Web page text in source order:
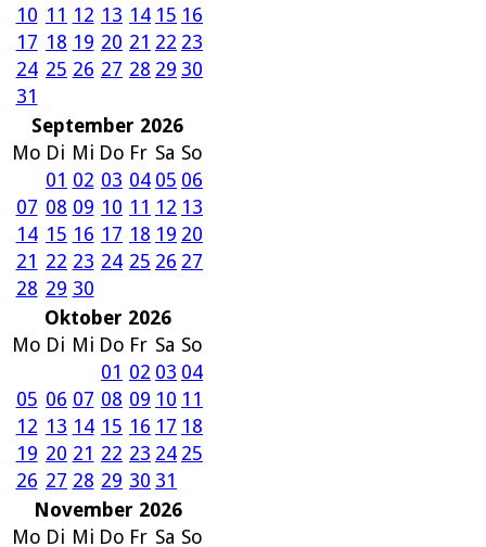
10 11 12 13 14 15 16
17 18 19 20 21 22 23
24 25 26 27 28 29 30
31
September 2026
Mo Di Mi Do Fr Sa So
01 02 03 04 05 06
07 08 09 10 11 12 13
14 15 16 17 18 19 20
21 22 23 24 25 26 27
28 29 30
Oktober 2026
Mo Di Mi Do Fr Sa So
01 02 03 04
05 06 07 08 09 10 11
12 13 14 15 16 17 18
19 20 21 22 23 24 25
26 27 28 29 30 31
November 2026
Mo Di Mi Do Fr Sa So